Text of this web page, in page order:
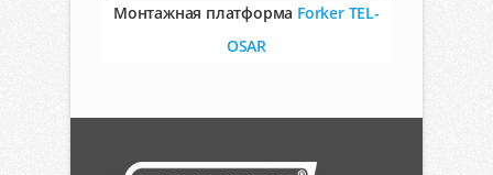
Монтажная платформа Forker TEL-
OSAR